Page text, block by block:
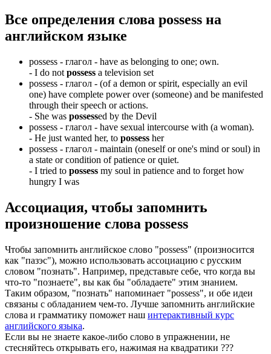
Все определения слова possess на
английском языке
possess - глагол - have as belonging to one; own.
- I do not possess a television set
possess - глагол - (of a demon or spirit, especially an evil
one) have complete power over (someone) and be manifested
through their speech or actions.
- She was possessed by the Devil
possess - глагол - have sexual intercourse with (a woman).
- He just wanted her, to possess her
possess - глагол - maintain (oneself or one's mind or soul) in
a state or condition of patience or quiet.
- I tried to possess my soul in patience and to forget how
hungry I was
Ассоциация, чтобы запомнить
произношение слова possess
Чтобы запомнить английское слово "possess" (произносится
как "пазэс"), можно использовать ассоциацию с русским
словом "познать". Например, представьте себе, что когда вы
что-то "познаете", вы как бы "обладаете" этим знанием.
Таким образом, "познать" напоминает "possess", и обе идеи
связаны с обладанием чем-то. Лучше запомнить английские
слова и грамматику поможет наш интерактивный курс
английского языка.
Если вы не знаете какое-либо слово в упражнении, не
стесняйтесь открывать его, нажимая на квадратики ???